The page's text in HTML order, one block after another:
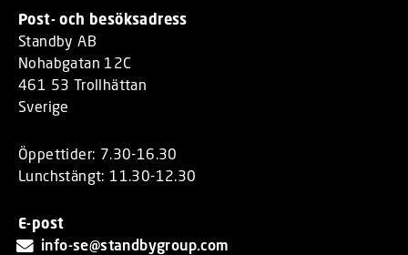
Post- och besöksadress
Standby AB
Nohabgatan 12C
461 53 Trollhättan
Sverige
Öppettider: 7.30-16.30
Lunchstängt: 11.30-12.30
E-post
info-se@standbygroup.com